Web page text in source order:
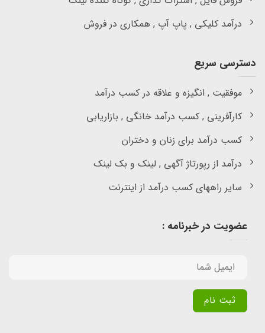
درآمد کلیکی , پاپ آپ , همکاری در فروش
دسترسی سریع
موفقیت , انگیزه و علاقه در کسب درآمد
کارآفرینی , کسب درآمد خانگی , بازاریابی
کسب درآمد برای زنان و دختران
درآمد از رپورتاژ آگهی , لینک و بک لینک
سایر راههای کسب درآمد از اینترنت
عضویت در خبرنامه :